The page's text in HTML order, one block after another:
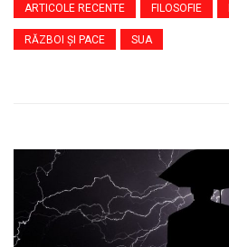
ARTICOLE RECENTE FILOSOFIE
RĂZBOI ŞI PACE SUA